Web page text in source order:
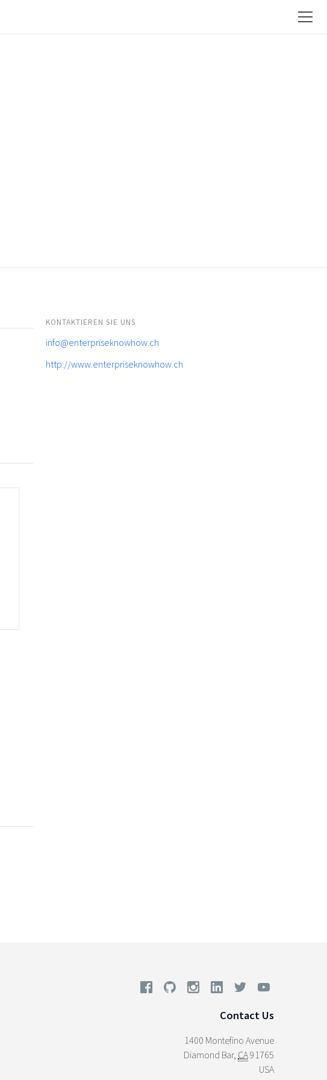
KONTAKTIEREN SIE UNS
info@enterpriseknowhow.ch
http://www.enterpriseknowhow.ch
Contact Us
1400 Montefino Avenue
Diamond Bar, CA91765
USA